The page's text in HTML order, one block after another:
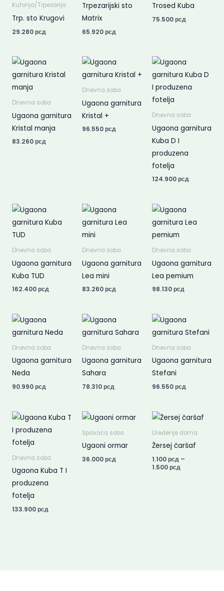
Kuhinja/Trpezarija
Trp. sto Krugovi
29.280рсд
Trpezarijski sto
Matrix
65.920рсд
Trosed Kuba
75.500рсд
Dnevna soba
Ugaona garnitura
Kristal manja
83.260рсд
Dnevna soba
Ugaona garnitura
Kristal +
96.550рсд
Dnevna soba
Ugaona garnitura
Kuba D I
produzena
fotelja
124.900рсд
Dnevna soba
Ugaona garnitura
Kuba TUD
162.400рсд
Dnevna soba
Ugaona garnitura
Lea mini
83.260рсд
Dnevna soba
Ugaona garnitura
Lea pemium
98.130рсд
Dnevna soba
Ugaona garnitura
Neda
90.990рсд
Dnevna soba
Ugaona garnitura
Sahara
78.310рсд
Dnevna soba
Ugaona garnitura
Stefani
96.550рсд
Dnevna soba
Ugaona Kuba T I
produzena
fotelja
133.900рсд
Spavaća soba
Ugaoni ormar
36.000рсд
Uređenje doma
Žersej čaršaf
1.100рсд –
1.500рсд
Price
range:
1.100 рсд
1.500 рсд